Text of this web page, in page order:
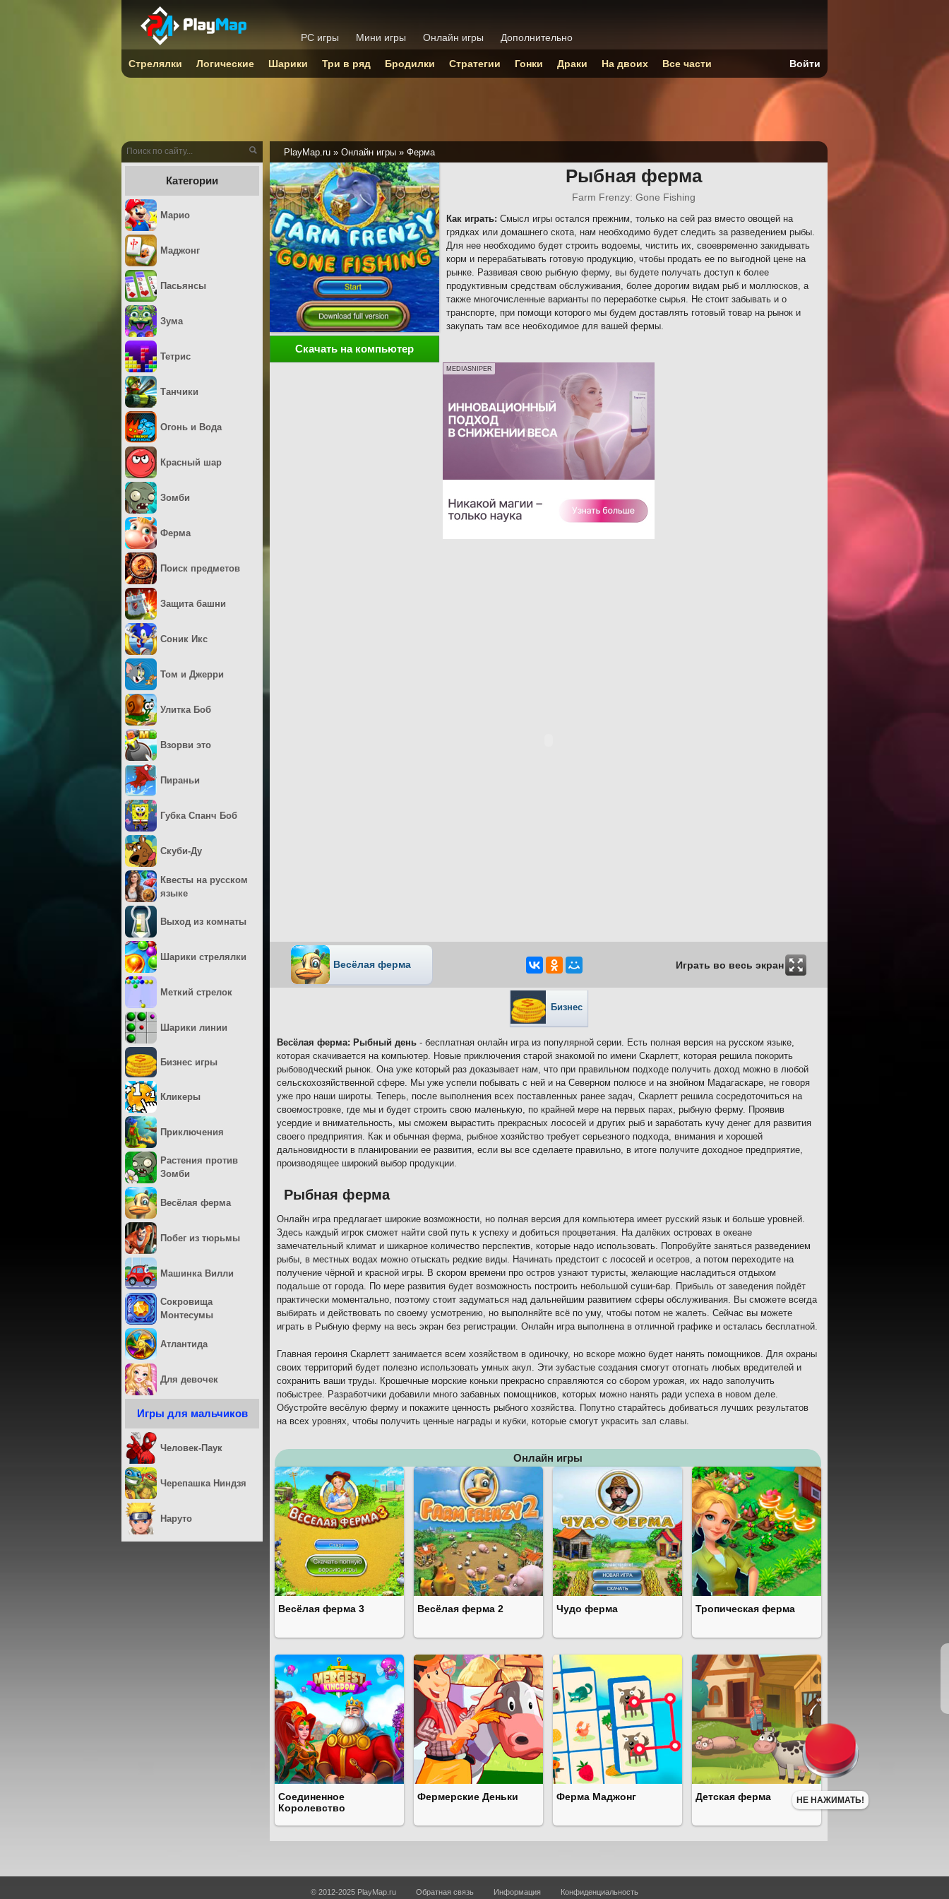
PlayMap.ru » Онлайн игры » Ферма
Рыбная ферма
Farm Frenzy: Gone Fishing
Как играть: Смысл игры остался прежним, только на сей раз вместо овощей на
грядках или домашнего скота, нам необходимо будет следить за разведением рыбы.
Для нее необходимо будет строить водоемы, чистить их, своевременно закидывать
корм и перерабатывать готовую продукцию, чтобы продать ее по выгодной цене на
рынке. Развивая свою рыбную ферму, вы будете получать доступ к более
продуктивным средствам обслуживания, более дорогим видам рыб и моллюсков, а
также многочисленные варианты по переработке сырья. Не стоит забывать и о
транспорте, при помощи которого мы будем доставлять готовый товар на рынок и
закупать там все необходимое для вашей фермы.
Скачать на компьютер
MEDIASNIPER
Весёлая ферма Играть во весь экран
Бизнес
Весёлая ферма: Рыбный день - бесплатная онлайн игра из популярной серии. Есть полная версия на русском языке,
которая скачивается на компьютер. Новые приключения старой знакомой по имени Скарлетт, которая решила покорить
рыбоводческий рынок. Она уже который раз доказывает нам, что при правильном подходе получить доход можно в любой
сельскохозяйственной сфере. Мы уже успели побывать с ней и на Северном полюсе и на знойном Мадагаскаре, не говоря
уже про наши широты. Теперь, после выполнения всех поставленных ранее задач, Скарлетт решила сосредоточиться на
своемостровке, где мы и будет строить свою маленькую, по крайней мере на первых парах, рыбную ферму. Проявив
усердие и внимательность, мы сможем вырастить прекрасных лососей и других рыб и заработать кучу денег для развития
своего предприятия. Как и обычная ферма, рыбное хозяйство требует серьезного подхода, внимания и хорошей
дальновидности в планировании ее развития, если вы все сделаете правильно, в итоге получите доходное предприятие,
производящее широкий выбор продукции.
Рыбная ферма
Онлайн игра предлагает широкие возможности, но полная версия для компьютера имеет русский язык и больше уровней.
Здесь каждый игрок сможет найти свой путь к успеху и добиться процветания. На далёких островах в океане
замечательный климат и шикарное количество перспектив, которые надо использовать. Попробуйте заняться разведением
рыбы, в местных водах можно отыскать редкие виды. Начинать предстоит с лососей и осетров, а потом переходите на
получение чёрной и красной игры. В скором времени про остров узнают туристы, желающие насладиться отдыхом
подальше от города. По мере развития будет возможность построить небольшой суши-бар. Прибыль от заведения пойдёт
практически моментально, поэтому стоит задуматься над дальнейшим развитием сферы обслуживания. Вы сможете всегда
выбирать и действовать по своему усмотрению, но выполняйте всё по уму, чтобы потом не жалеть. Сейчас вы можете
играть в Рыбную ферму на весь экран без регистрации. Онлайн игра выполнена в отличной графике и осталась бесплатной.
Главная героиня Скарлетт занимается всем хозяйством в одиночку, но вскоре можно будет нанять помощников. Для охраны
своих территорий будет полезно использовать умных акул. Эти зубастые создания смогут отогнать любых вредителей и
сохранить ваши труды. Крошечные морские коньки прекрасно справляются со сбором урожая, их надо заполучить
побыстрее. Разработчики добавили много забавных помощников, которых можно нанять ради успеха в новом деле.
Обустройте весёлую ферму и покажите ценность рыбного хозяйства. Попутно старайтесь добиваться лучших результатов
на всех уровнях, чтобы получить ценные награды и кубки, которые смогут украсить зал славы.
Онлайн игры
Весёлая ферма 3 Весёлая ферма 2 Чудо ферма Тропическая ферма
Соединенное
Королевство
Фермерские Деньки Ферма Маджонг Детская ферма
Категории
Марио
Маджонг
Пасьянсы
Зума
Тетрис
Танчики
Огонь и Вода
Красный шар
Зомби
Ферма
Поиск предметов
Защита башни
Соник Икс
Том и Джерри
Улитка Боб
Взорви это
Пираньи
Губка Спанч Боб
Скуби-Ду
Квесты на русском
языке
Выход из комнаты
Шарики стрелялки
Меткий стрелок
Шарики линии
Бизнес игры
Кликеры
Приключения
Растения против
Зомби
Весёлая ферма
Побег из тюрьмы
Машинка Вилли
Сокровища
Монтесумы
Атлантида
Для девочек
Игры для мальчиков
Человек-Паук
Черепашка Ниндзя
Наруто
PC игры Мини игры Онлайн игры Дополнительно
Стрелялки Логические Шарики Три в ряд Бродилки Стратегии Гонки Драки На двоих Все части Войти
© 2012-2025 PlayMap.ru Обратная связь Информация Конфиденциальность
НЕ НАЖИМАТЬ!